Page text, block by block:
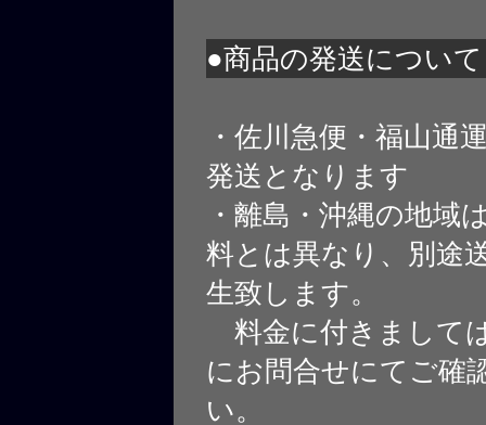
●商品の発送について
・佐川急便・福山通
発送となります
・離島・沖縄の地域
料とは異なり、別途
生致します。
料金に付きまして
にお問合せにてご確
い。